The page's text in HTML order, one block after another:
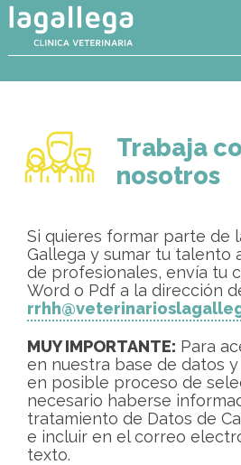
Trabaja
nosotros
Si quieres formar parte de
Gallega y sumar tu talento
de profesionales, envía tu
Word o Pdf a la dirección
MUY IMPORTANTE: Para
en nuestra base de datos
en posible proceso de
necesario haberse
tratamiento de Datos de
e incluir en el correo
texto.